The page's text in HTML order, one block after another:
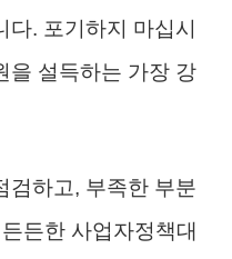
다. 포기하지 마십시
을 설득하는 가장 강
검하고, 부족한 부분
든한 사업자정책대